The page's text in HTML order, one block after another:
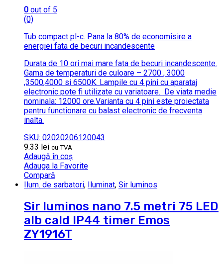
0 out of 5
(0)
Tub compact pl-c. Pana la 80% de economisire a
energiei fata de becuri incandescente
Durata de 10 ori mai mare fata de becuri incandescente.
Gama de temperaturi de culoare – 2700 , 3000
,3500,4000 si 6500K. Lampile cu 4 pini cu aparataj
electronic pote fi utilizate cu variatoare.
De viata medie
nominala: 12000 ore.Varianta cu 4 pini este proiectata
pentru functionare cu balast electronic de frecventa
inalta.
SKU: 02020206120043
9.33 lei cu TVA
Adaugă în coș
Adauga la Favorite
Compară
Ilum. de sarbatori, Iluminat, Sir luminos
Sir luminos nano 7.5 metri 75 LED
alb cald IP44 timer Emos
ZY1916T